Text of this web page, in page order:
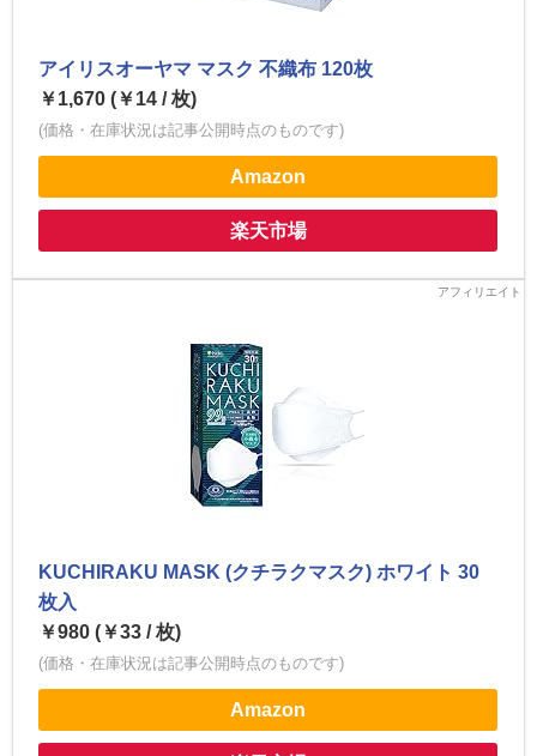
アイリスオーヤマ マスク 不織布 120枚
￥1,670 (￥14 / 枚)
(価格・在庫状況は記事公開時点のものです)
Amazon
楽天市場
KUCHIRAKU MASK (クチラクマスク) ホワイト 30
枚入
￥980 (￥33 / 枚)
(価格・在庫状況は記事公開時点のものです)
Amazon